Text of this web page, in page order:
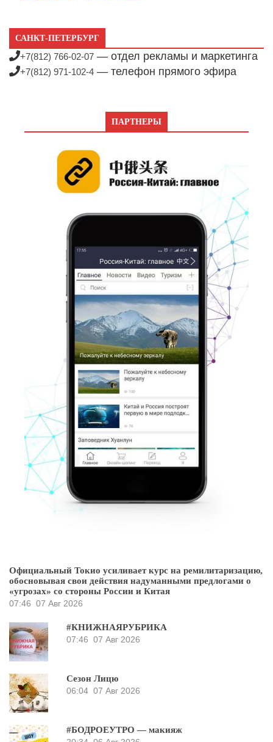
САНКТ-ПЕТЕРБУРГ
+7(812) 766-02-07 — отдел рекламы и маркетинга
+7(812) 971-102-4 — телефон прямого эфира
ПАРТНЕРЫ
Официальный Токио усиливает курс на ремилитаризацию,
обосновывая свои действия надуманными предлогами о
«угрозах» со стороны России и Китая
07:46 07 Авг 2026
#КНИЖНАЯРУБРИКА
07:46 07 Авг 2026
Сезон Лицю
06:04 07 Авг 2026
#БОДРОЕУТРО — макияж